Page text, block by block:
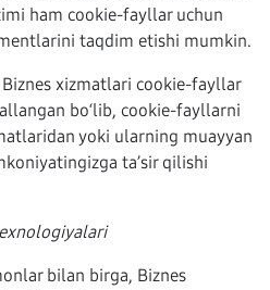
ham cookie-fayllar uchun
taqdim etishi mumkin.
xizmatlari cookie-fayllar
bo‘lib, cookie-fayllarni
yoki ularning muayyan
ta’sir qilishi
bilan birga, Biznes